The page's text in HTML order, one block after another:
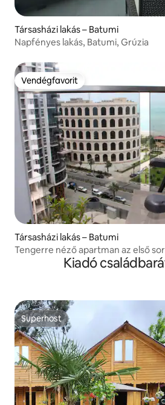
Társasházi lakás – Batumi
Napfényes lakás, Batumi, Grúzia
Vendégfavorit
Vendégfavorit
Társasházi lakás – Batumi
Tengerre néző apartman az első
Kiadó
Superhost
Superhost